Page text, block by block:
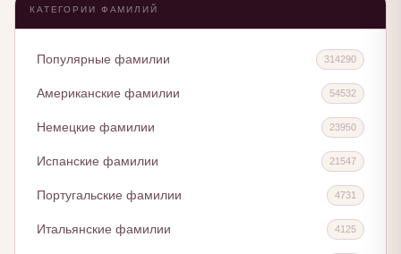
КАТЕГОРИИ ФАМИЛИЙ
Популярные фамилии 314290
Американские фамилии 54532
Немецкие фамилии 23950
Испанские фамилии 21547
Португальские фамилии 4731
Итальянские фамилии 4125